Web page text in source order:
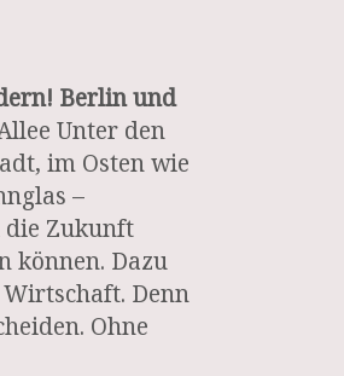
Berlin und
Unter den
im Osten wie
–
die Zukunft
können. Dazu
Denn
Ohne